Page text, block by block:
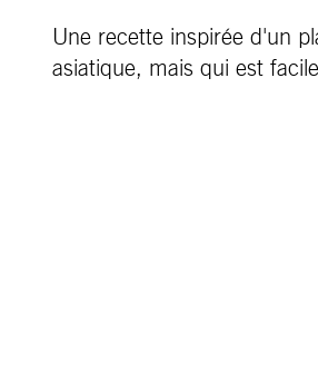
Une recette inspirée d'un
asiatique, mais qui est